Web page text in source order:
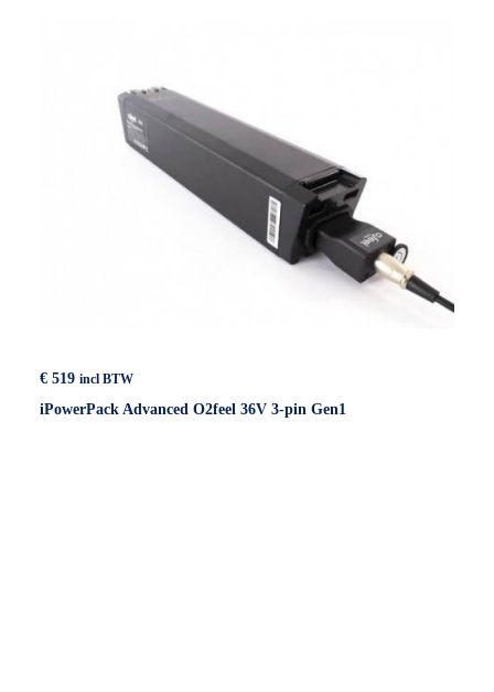
€ 519 incl BTW
iPowerPack Advanced O2feel 36V 3-pin Gen1